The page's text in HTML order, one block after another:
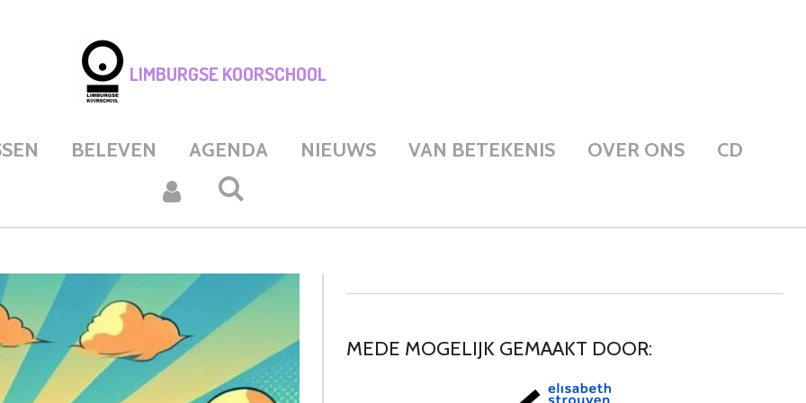
LIMBURGSE KOORSCHOOL
BELEVEN AGENDA NIEUWS VAN BETEKENIS OVER ONS CD
MEDE MOGELIJK GEMAAKT DOOR: